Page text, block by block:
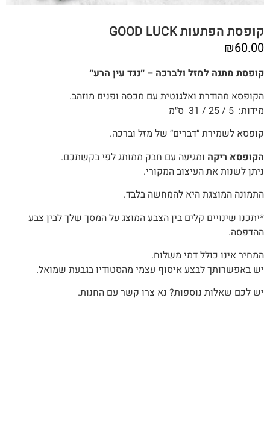
קופסת הפתעות GOOD LUCK
₪60.00
קופסת מתנה למזל ולברכה – ״נגד עין הרע״
הקופסא מהודרת ואלגנטית עם מכסה ופנים מוזהב.
מידות: 5 / 25 / 31 ס״מ
קופסא לשמירת ״דברים״ של מזל וברכה.
הקופסא ריקהומגיעה עם חבק ממותג לפי בקשתכם.
ניתן לשנות את העיצוב המקורי.
התמונה המוצגת היא להמחשה בלבד.
*יתכנו שינויים קלים בין הצבע המוצג על המסך שלך לבין צבע
ההדפסה.
המחיר אינו כולל דמי משלוח.
יש באפשרותך לבצע איסוף עצמי מהסטודיו בגבעת שמואל.
יש לכם שאלות נוספות? נא צרו קשר עם החנות.